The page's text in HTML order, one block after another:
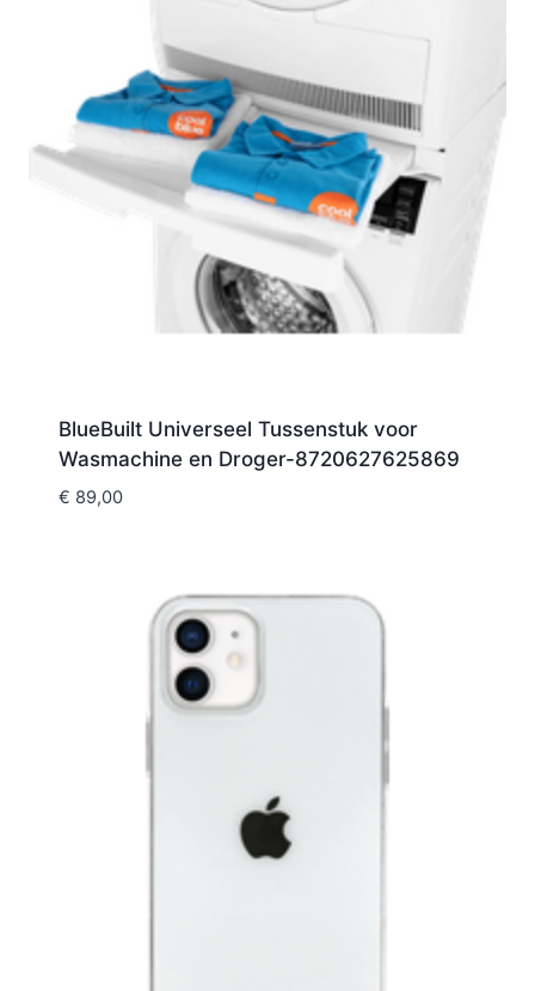
BlueBuilt Universeel Tussenstuk voor
Wasmachine en Droger-8720627625869
€ 89,00